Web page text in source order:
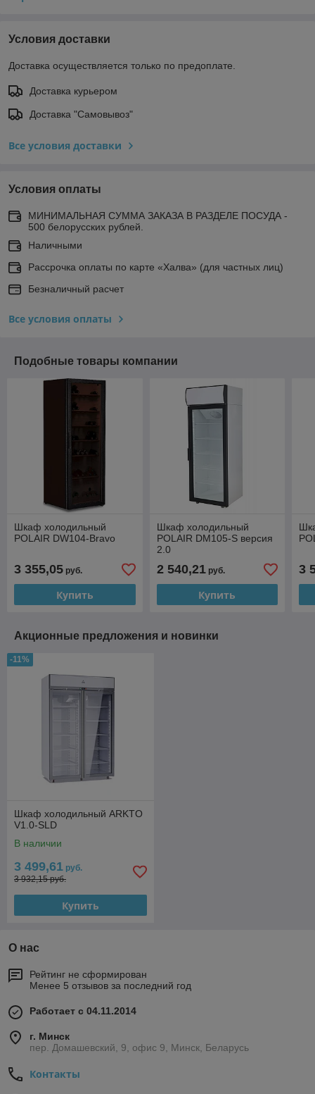
Условия доставки
Доставка осуществляется только по предоплате.
Доставка курьером
Доставка "Самовывоз"
Все условия доставки
Условия оплаты
МИНИМАЛЬНАЯ СУММА ЗАКАЗА В РАЗДЕЛЕ ПОСУДА -
500 белорусских рублей.
Наличными
Рассрочка оплаты по карте «Халва» (для частных лиц)
Безналичный расчет
Все условия оплаты
Подобные товары компании
Шкаф холодильный
POLAIR DW104-Bravo
3 355,05 руб.
Купить
Шкаф холодильный
POLAIR DM105-S версия
2.0
2 540,21руб.
Купить
3
Акционные предложения и новинки
-11%
Шкаф холодильный ARKTO
V1.0-SLD
В наличии
3 499,61 руб.
3 932,15 руб.
Купить
О нас
Рейтинг не сформирован
Менее 5 отзывов за последний год
Работает с 04.11.2014
г. Минск
пер. Домашевский, 9, офис 9, Минск, Беларусь
Контакты